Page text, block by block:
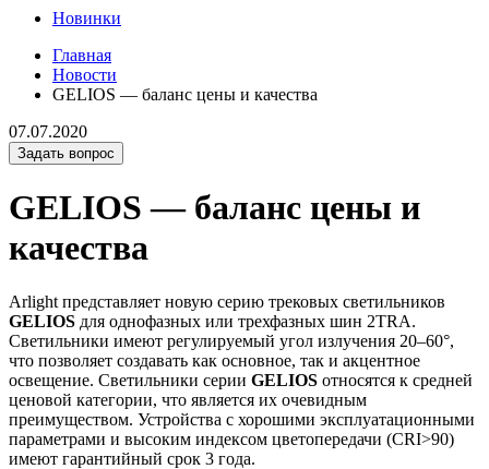
Новинки
Главная
Новости
GELIOS — баланс цены и качества
07.07.2020
Задать вопрос
GELIOS — баланс цены и
качества
Arlight представляет новую серию трековых светильников
GELIOS для однофазных или трехфазных шин 2TRA.
Светильники имеют регулируемый угол излучения 20–60°,
что позволяет создавать как основное, так и акцентное
освещение. Светильники серии GELIOS относятся к средней
ценовой категории, что является их очевидным
преимуществом. Устройства с хорошими эксплуатационными
параметрами и высоким индексом цветопередачи (CRI>90)
имеют гарантийный срок 3 года.